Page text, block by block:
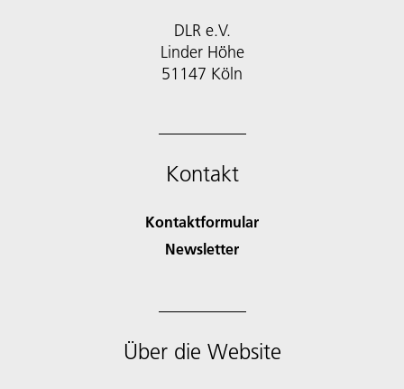
DLR e.V.
Linder Höhe
51147 Köln
Kontakt
Kontaktformular
Newsletter
Über die Website